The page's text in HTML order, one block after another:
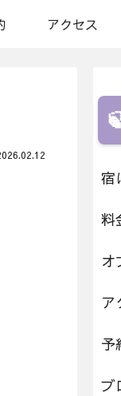
アクセス
宿
料
オ
ア
予
ブ